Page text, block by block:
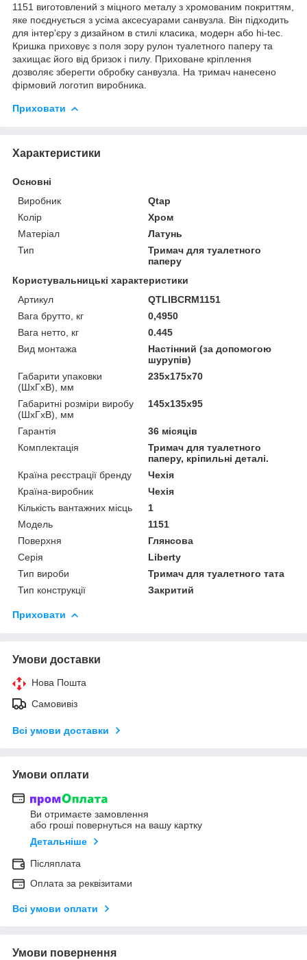
1151 виготовлений з міцного металу з хромованим покриттям,
яке поєднується з усіма аксесуарами санвузла. Він підходить
для інтер'єру з дизайном в стилі класика, модерн або hi-tec.
Кришка приховує з поля зору рулон туалетного паперу та
захищає його від бризок і пилу. Приховане кріплення
дозволяє зберегти обробку санвузла. На тримач нанесено
фірмовий логотип виробника.
Приховати
Характеристики
Основні
Виробник
Qtap
Колір
Хром
Матеріал
Латунь
Тип
Тримач для туалетного
паперу
Користувальницькі характеристики
Артикул
QTLIBCRM1151
Вага брутто, кг
0,4950
Вага нетто, кг
0.445
Вид монтажа
Настінний (за допомогою
шурупів)
Габарити упаковки
(ШхГхВ), мм
235х175х70
Габаритні розміри виробу
(ШхГхВ), мм
145х135х95
Гарантія
36 місяців
Комплектація
Тримач для туалетного
паперу, кріпильні деталі.
Країна реєстрації бренду
Чехія
Країна-виробник
Чехія
Кількість вантажних місць
1
Мoдель
1151
Поверхня
Глянсова
Серія
Liberty
Тип вироби
Тримач для туалетного тата
Тип конструкції
Закритий
Приховати
Умови доставки
Нова Пошта
Самовивіз
Всі умови доставки
Умови оплати
Ви отримаєте замовлення
або гроші повернуться на вашу картку
Детальніше
Післяплата
Оплата за реквізитами
Всі умови оплати
Умови повернення